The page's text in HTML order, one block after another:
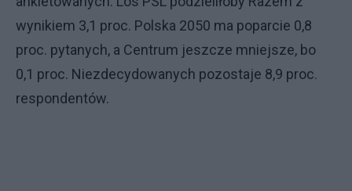
wynikiem 3,1 proc. Polska 2050 ma poparcie 0,8
proc. pytanych, a Centrum jeszcze mniejsze, bo
0,1 proc. Niezdecydowanych pozostaje 8,9 proc.
respondentów.